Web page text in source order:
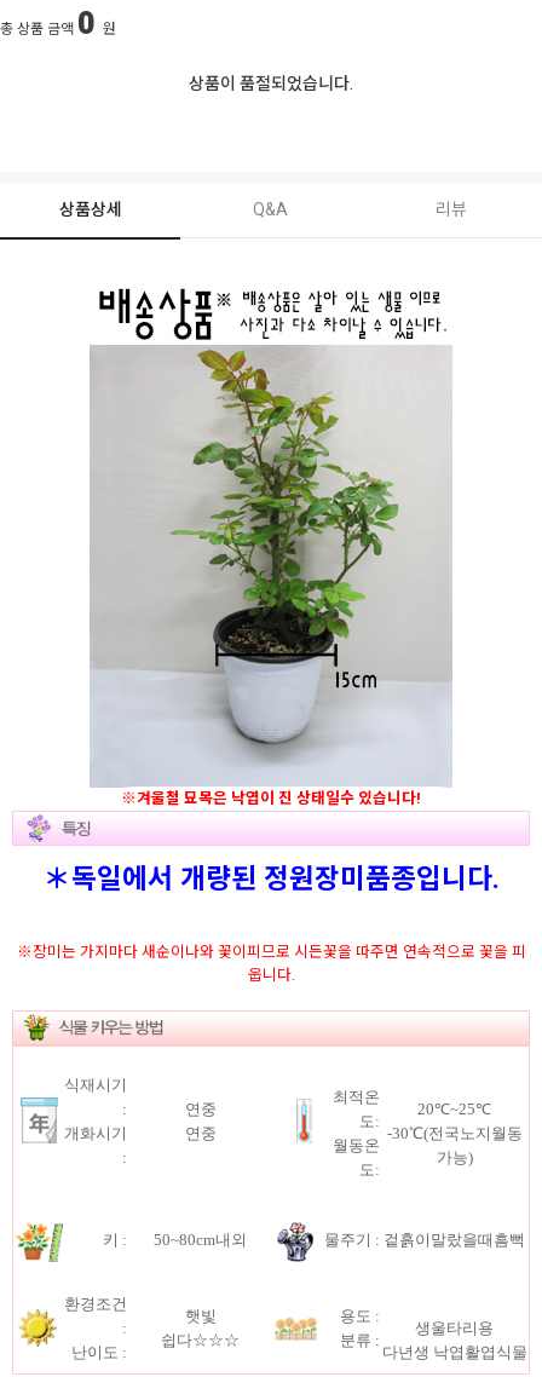
총 상품 금액 0 원
상품이 품절되었습니다.
상품상세 Q&A 리뷰
※겨울철 묘목은 낙엽이 진 상태일수 있습니다!
＊독일에서 개량된 정원장미품종입니다.
※장미는 가지마다 새순이나와 꽃이피므로 시든꽃을 따주면 연속적으로 꽃을 피
웁니다.
식재시기
:
개화시기
:
연중
연중
최적온
도:
월동온
도:
20℃~25℃
-30℃(전국노지월동
가능)
키 : 50~80cm내외 물주기 : 겉흙이말랐을때흠뻑
환경조건
:
난이도 :
햇빛
쉽다☆☆☆
용도 :
분류 :
생울타리용
다년생 낙엽활엽식물